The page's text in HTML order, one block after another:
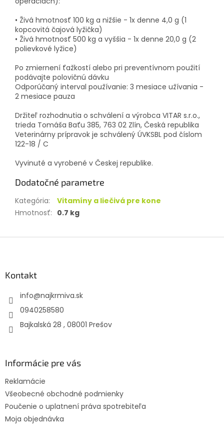
• Živá hmotnosť 100 kg a nižšie - 1x denne 4,0 g (1
kopcovitá čajová lyžička)
• Živá hmotnosť 500 kg a vyššia - 1x denne 20,0 g (2
polievkové lyžice)
Po zmiernení ťažkostí alebo pri preventívnom použití
podávajte polovičnú dávku
Odporúčaný interval používanie: 3 mesiace užívania -
2 mesiace pauza
Držiteľ rozhodnutia o schválení a výrobca VITAR s.r.o.,
trieda Tomáša Baťu 385, 763 02 Zlín, Česká republika
Veterinárny prípravok je schválený ÚVKSBL pod číslom
122-18 / C
Vyvinuté a vyrobené v Českej republike.
Dodatočné parametre
Kategória:
Vitamíny a liečivá pre kone
Hmotnosť: 0.7 kg
Kontakt
info@najkrmiva.sk
0940258580
Bajkalská 28 , 08001 Prešov
Informácie pre vás
Reklamácie
Všeobecné obchodné podmienky
Poučenie o uplatnení práva spotrebiteľa
Moja objednávka